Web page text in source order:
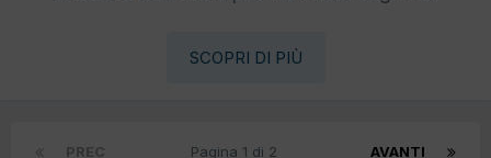
SCOPRI DI PIÙ
PREC AVANTI
Pagina 1 di 2